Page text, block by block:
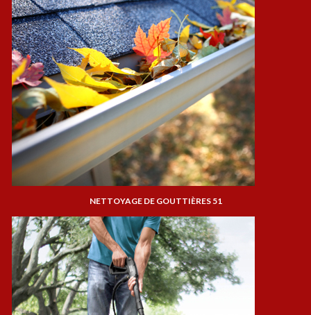
NETTOYAGE DE GOUTTIÈRES 51